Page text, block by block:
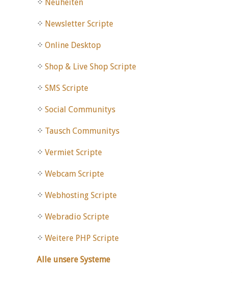
Neuheiten
Newsletter Scripte
Online Desktop
Shop & Live Shop Scripte
SMS Scripte
Social Communitys
Tausch Communitys
Vermiet Scripte
Webcam Scripte
Webhosting Scripte
Webradio Scripte
Weitere PHP Scripte
Alle unsere Systeme